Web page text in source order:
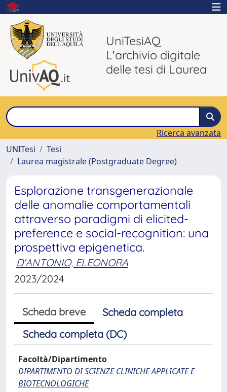
UniTesiAQ
L'archivio digitale
delle tesi di Laurea
Ricerca avanzata
UNITesi
Tesi
Laurea magistrale (Postgraduate Degree)
Esplorazione transgenerazionale
delle anomalie comportamentali
attraverso paradigmi di elicited-
preference e social-recognition: una
prospettiva epigenetica.
D'ANTONIO, ELEONORA
2023/2024
Scheda breve
Scheda completa
Scheda completa (DC)
Facoltà/Dipartimento
DIPARTIMENTO DI SCIENZE CLINICHE APPLICATE E
BIOTECNOLOGICHE